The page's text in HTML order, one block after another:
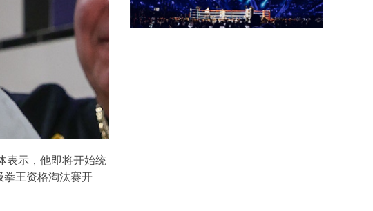
表示，他即将开始统
拳王资格淘汰赛开